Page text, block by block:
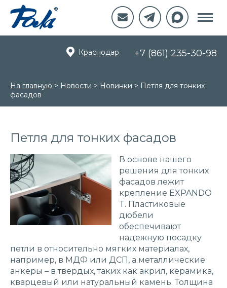
Краснодар +7 (861) 235-30-98
На главную > Новости > Новинки > Петля для тонких
фасадов
Петля для тонких фасадов
В основе нашего
решения для тонких
фасадов лежит
крепление EXPANDO
T. Пластиковые
дюбели
обеспечивают
надежную посадку
петли в относительно мягких материалах,
например, в МДФ или ДСП, а металлические
анкеры – в твердых, таких как акрил, керамика,
кварцевый или натуральный камень. Толщина